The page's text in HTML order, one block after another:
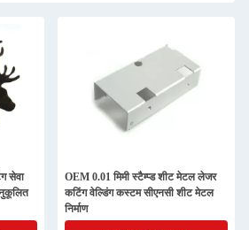
सेवा
OEM 0.01 मिमी स्टैम्प्ड शीट मेटल लेजर
कटिंग वेल्डिंग कस्टम सीएनसी शीट मेटल
निर्माण